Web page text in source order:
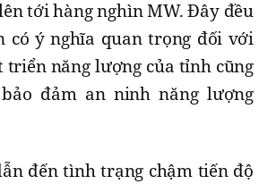
tới hàng nghìn MW. Đây đều
có ý nghĩa quan trọng đối với
triển năng lượng của tỉnh cũng
đảm an ninh năng lượng
đến tình trạng chậm tiến độ